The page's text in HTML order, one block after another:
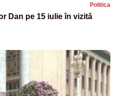
Politica
Dan pe 15 iulie în vizită